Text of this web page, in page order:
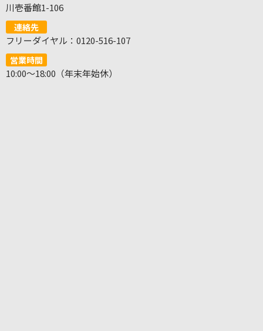
川壱番館1-106
連絡先
フリーダイヤル：0120-516-107
営業時間
10:00～18:00（年末年始休）